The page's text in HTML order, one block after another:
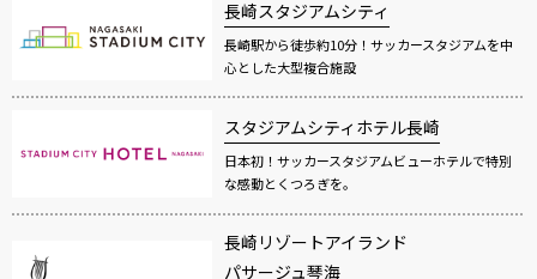
長崎スタジアムシティ
長崎駅から徒歩約10分！サッカースタジアムを中
心とした大型複合施設
スタジアムシティホテル長崎
日本初！サッカースタジアムビューホテルで特別
な感動とくつろぎを。
長崎リゾートアイランド
パサージュ琴海